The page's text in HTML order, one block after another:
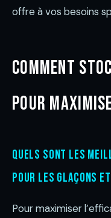
offre à vos besoins
Comment
pour
Quels sont les
pour les glaçons
Pour maximiser